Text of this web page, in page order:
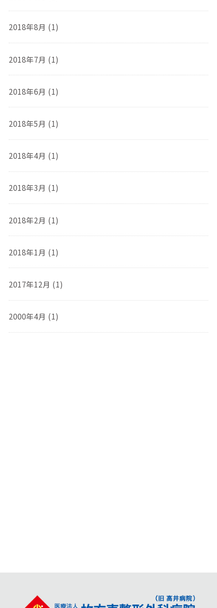
2018年8月 (1)
2018年7月 (1)
2018年6月 (1)
2018年5月 (1)
2018年4月 (1)
2018年3月 (1)
2018年2月 (1)
2018年1月 (1)
2017年12月 (1)
2000年4月 (1)